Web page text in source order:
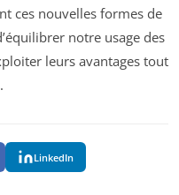
ces nouvelles formes de
notre usage des
leurs avantages tout
LinkedIn